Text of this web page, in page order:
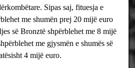
Sipas saj, fituesja e
me shumën prej 20 mijë euro
së Bronztë shpërblehet me 8 mijë
me gjysmën e shumës së
4 mijë euro.